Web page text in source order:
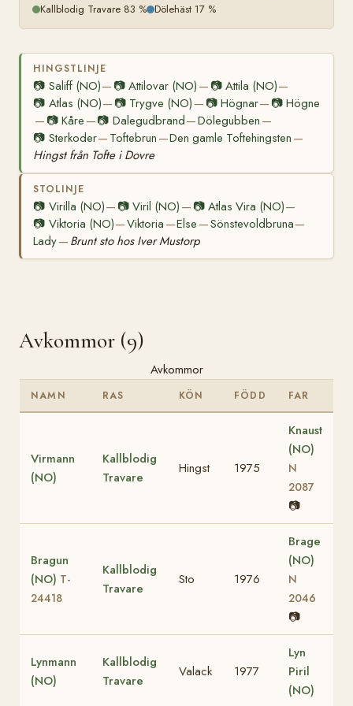
Kallblodig Travare 83 % Dölehäst 17 %
HINGSTLINJE
📷 Saliff (NO)— 📷Attilovar (NO) — 📷 Attila (NO)—
📷 Atlas (NO)— 📷 Trygve (NO) — 📷 Högnar— 📷 Högne
— 📷Kåre —📷 Dalegudbrand—Dölegubben —
📷 Sterkoder— Toftebrun —Den gamle Toftehingsten —
Hingst från Tofte i Dovre
STOLINJE
📷 Virilla (NO)— 📷Viril (NO) — 📷 Atlas Vira (NO)—
📷 Viktoria (NO)—Viktoria —Else —Sönstevoldbruna—
Lady— Brunt sto hos Iver Mustorp
Avkommor (9)
Avkommor
NAMN RAS KÖN FÖDD FAR
Virmann
(NO)
Kallblodig
Travare
Hingst 1975
Knaust
(NO)
N
2087
📷
Bragun
(NO) T-
24418
Kallblodig
Travare
Sto 1976
Brage
(NO)
N
2046
📷
Lynmann
(NO)
Kallblodig
Travare
Valack 1977
Lyn
Piril
(NO)